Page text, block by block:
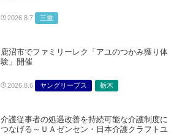
2026.8.7 三重
鹿沼市でファミリーレク「アユのつかみ獲り体
験」開催
2026.8.6 ヤングリーブス 栃木
介護従事者の処遇改善を持続可能な介護制度に
つなげる～ＵＡゼンセン・日本介護クラフトユ